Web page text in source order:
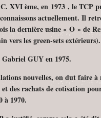
XVI ème, en 1973 , le TCP
connaissons actuellement. Il
la dernière usine « O » de
vers les green-sets extérieurs).
GUY en 1975.
nouvelles, on dut faire à
des rachats de cotisation
à 1970.